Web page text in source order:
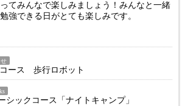
てみんなで楽しみましょう！みんなと一緒
強できる日がとても楽しみです。
ース 歩行ロボット
ックコース「ナイトキャンプ」